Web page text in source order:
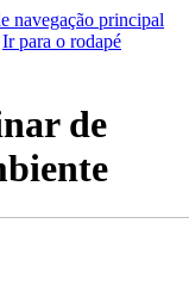
navegação principal
Ir para o rodapé
de